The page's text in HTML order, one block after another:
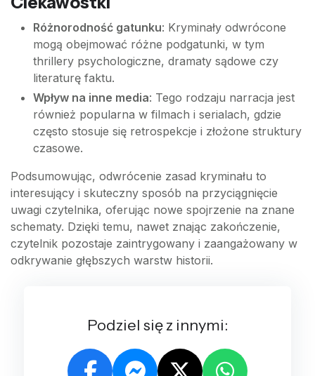
Różnorodność gatunku: Kryminały odwrócone
mogą obejmować różne podgatunki, w tym
thrillery psychologiczne, dramaty sądowe czy
literaturę faktu.
Wpływ na inne media: Tego rodzaju narracja jest
również popularna w filmach i serialach, gdzie
często stosuje się retrospekcje i złożone struktury
czasowe.
Podsumowując, odwrócenie zasad kryminału to
interesujący i skuteczny sposób na przyciągnięcie
uwagi czytelnika, oferując nowe spojrzenie na znane
schematy. Dzięki temu, nawet znając zakończenie,
czytelnik pozostaje zaintrygowany i zaangażowany w
odkrywanie głębszych warstw historii.
Podziel się z innymi: